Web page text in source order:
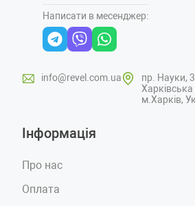
Інформація
Про нас
Оплата
Написати в месенджер:
info@revel.com.ua
пр. Науки,
м.Харків,